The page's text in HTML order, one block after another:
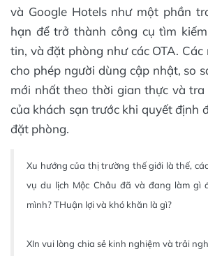
và Google Hotels như một phần
hạn để trở thành công cụ tìm
tin, và đặt phòng như các OTA.
cho phép người dùng cập nhật, so
mới nhất theo thời gian thực và tra
của khách sạn trước khi quyết định
đặt phòng.
Xu hướng của thị trường thế giới là thế,
vụ du lịch Mộc Châu đã và đang làm gì
mình? THuận lợi và khó khăn là gì?
XIn vui lòng chia sẻ kinh nghiệm và trải